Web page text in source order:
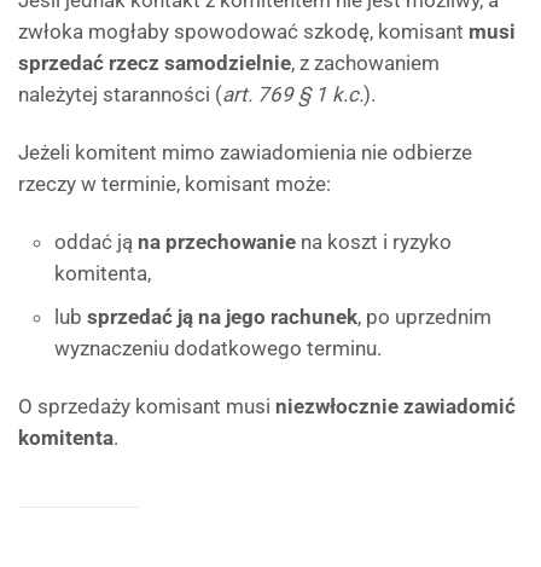
zwłoka mogłaby spowodować szkodę, komisant musi
sprzedać rzecz samodzielnie, z zachowaniem
należytej staranności (art. 769 § 1 k.c.).
Jeżeli komitent mimo zawiadomienia nie odbierze
rzeczy w terminie, komisant może:
oddać ją na przechowanie na koszt i ryzyko
komitenta,
lub sprzedać ją na jego rachunek, po uprzednim
wyznaczeniu dodatkowego terminu.
O sprzedaży komisant musi niezwłocznie zawiadomić
komitenta.